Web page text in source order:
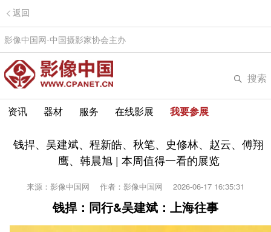
返回
影像中国网-中国摄影家协会主办
搜索
资讯 器材 服务 在线影展 我要参展
钱捍、吴建斌、程新皓、秋笔、史修林、赵云、傅翔
鹰、韩晨旭 | 本周值得一看的展览
来源：影像中国网 作者：影像中国网 2026-06-17 16:35:31
钱捍：同行&吴建斌：上海往事